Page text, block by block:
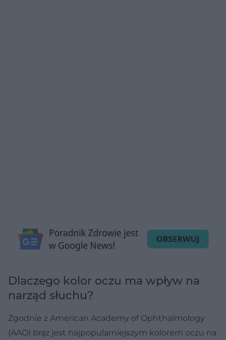
Dlaczego kolor oczu ma wpływ na
narząd słuchu?
Zgodnie z American Academy of Ophthalmology
(AAO) ​​brąz jest najpopularniejszym kolorem oczu na